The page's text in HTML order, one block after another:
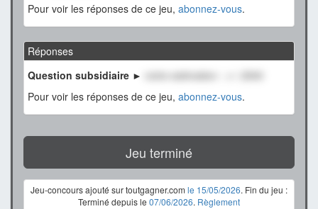
Pour voir les réponses de ce jeu, abonnez-vous.
Réponses
Question subsidiaire ►
notre estimation : +/- 2500
Pour voir les réponses de ce jeu, abonnez-vous.
Jeu terminé
Jeu-concours ajouté sur toutgagner.com le 15/05/2026. Fin du jeu :
Terminé depuis le 07/06/2026. Règlement